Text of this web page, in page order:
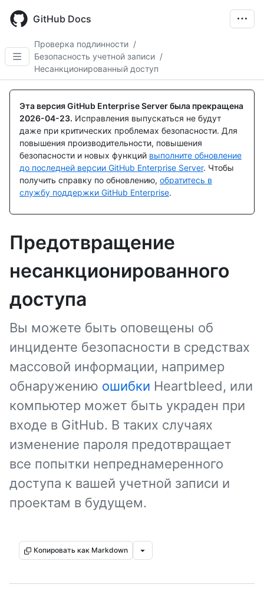
main
GitHub Docs
Проверка подлинности /
Безопасность учетной записи /
Несанкционированный доступ
Эта версия GitHub Enterprise Server была прекращена
2026-04-23. Исправления выпускаться не будут
даже при критических проблемах безопасности. Для
повышения производительности, повышения
безопасности и новых функций выполните обновление
до последней версии GitHub Enterprise Server. Чтобы
получить справку по обновлению, обратитесь в
службу поддержки GitHub Enterprise.
Предотвращение
несанкционированного
доступа
Вы можете быть оповещены об
инциденте безопасности в средствах
массовой информации, например
обнаружению ошибки Heartbleed, или
компьютер может быть украден при
входе в GitHub. В таких случаях
изменение пароля предотвращает
все попытки непреднамеренного
доступа к вашей учетной записи и
проектам в будущем.
Копировать как Markdown